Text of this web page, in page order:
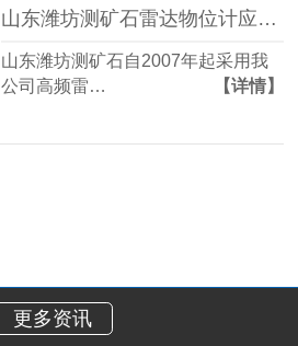
山东潍坊测矿石雷达物位计应用-慧博新锐案例
山东潍坊测矿石自2007年起采用我
公司高频雷…
【详情】
更多资讯